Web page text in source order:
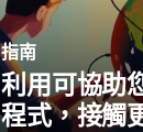
指南
利用可協助
程式，接觸